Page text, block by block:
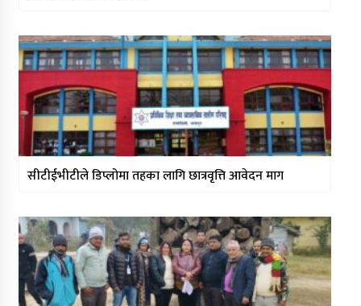
सीटीईभीटीले डिप्लोमा तहका लागि छात्रवृत्ति आवेदन माग